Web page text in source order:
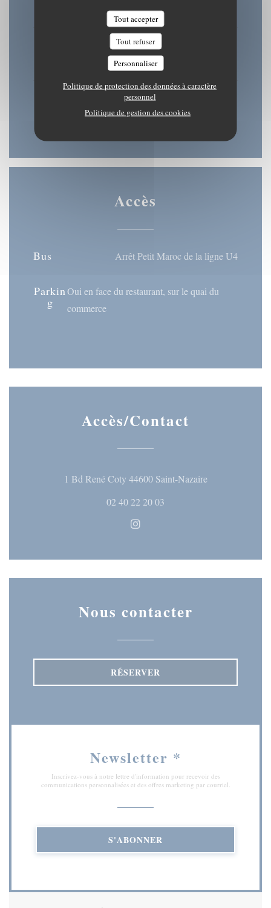
Tout accepter
Tout refuser
Personnaliser
Politique de protection des données à caractère
personnel
Politique de gestion des cookies
08h30 - 22h00
Jeu-Ven
08h30 - 15h30 • 18h30 - 22h00
Sam-Dim
Fermé
Accès
Bus Arrêt Petit Maroc de la ligne U4
Parkin
g
Oui en face du restaurant, sur le quai du
commerce
Accès/Contact
1 Bd René Coty 44600 Saint-Nazaire((ouvre une
02 40 22 20 03
Instagram ((ouvre une
Nous contacter
RÉSERVER
Newsletter *
Inscrivez-vous à notre lettre d'information pour recevoir des
communications personnalisées et des offres marketing par courriel.
S'ABONNER